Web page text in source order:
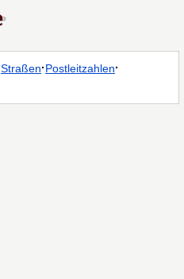
Straßen·Postleitzahlen·